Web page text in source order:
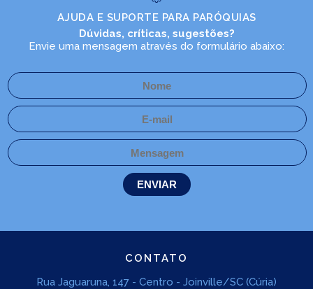
AJUDA E SUPORTE PARA PARÓQUIAS
Dúvidas, críticas, sugestões?
Envie uma mensagem através do formulário abaixo:
CONTATO
Rua Jaguaruna, 147 - Centro - Joinville/SC (Cúria)